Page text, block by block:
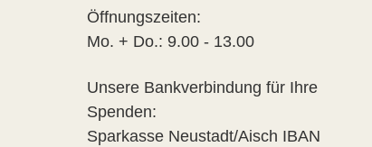
Öffnungszeiten:
Mo. + Do.: 9.00 - 13.00
Unsere Bankverbindung für Ihre
Spenden:
Sparkasse Neustadt/Aisch IBAN